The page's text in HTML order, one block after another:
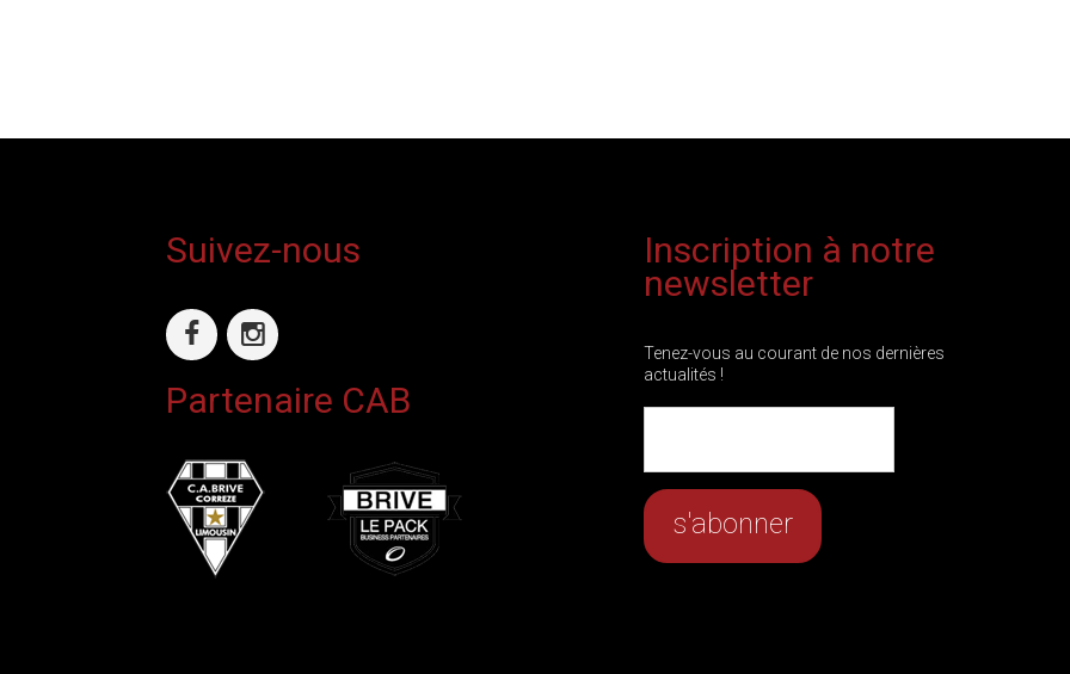
Suivez-nous
Partenaire CAB
Inscription à notre
newsletter
Tenez-vous au courant de nos dernières
actualités !